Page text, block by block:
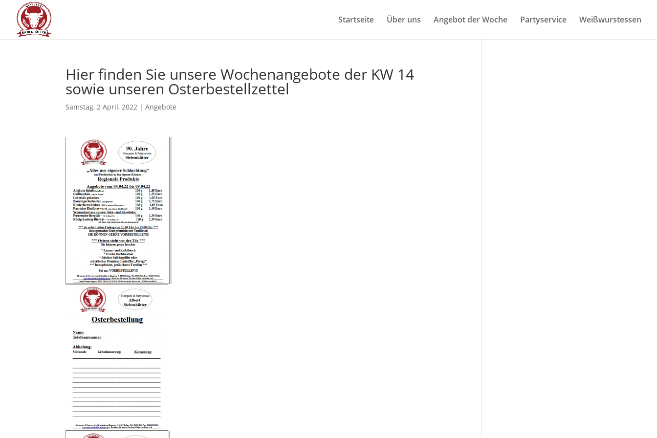
Start­sei­te Über uns Ange­bot der Woche Par­ty­ser­vice Weiß­wurst­es­sen
Hier fin­den Sie unse­re Wochen­an­ge­bo­te der KW 14
sowie unse­ren Osterbestellzettel
Samstag, 2 April, 2022 |Angebote